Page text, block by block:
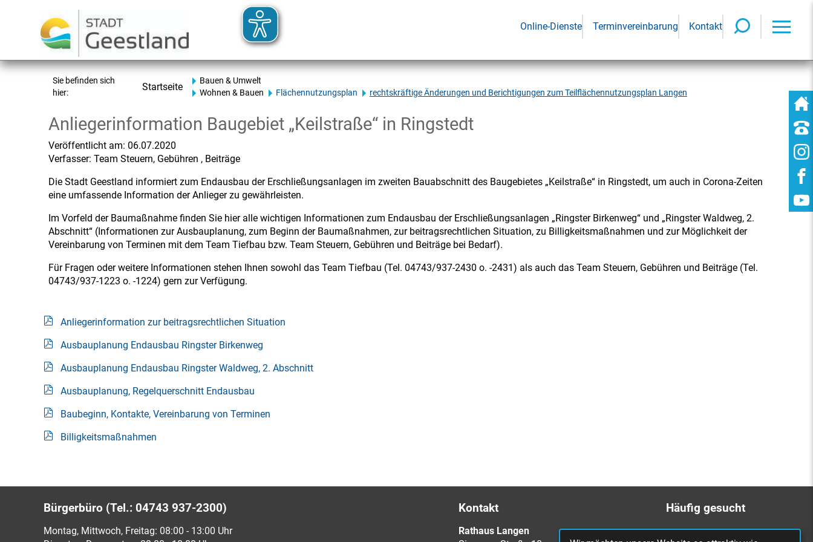
Online-Dienste Terminvereinbarung Kontakt
Sie befinden sich
hier:
Startseite
Bauen & Umwelt
Wohnen & Bauen
Flächennutzungsplan rechtskräftige Änderungen und Berichtigungen zum Teilflächennutzungsplan Langen
Anliegerinformation Baugebiet „Keilstraße“ in Ringstedt
Veröffentlicht am: 06.07.2020
Verfasser: Team Steuern, Gebühren , Beiträge
Die Stadt Geestland informiert zum Endausbau der Erschließungsanlagen im zweiten Bauabschnitt des Baugebietes „Keilstraße“ in Ringstedt, um auch in Corona-Zeiten
eine umfassende Information der Anlieger zu gewährleisten.
Im Vorfeld der Baumaßnahme finden Sie hier alle wichtigen Informationen zum Endausbau der Erschließungsanlagen „Ringster Birkenweg“ und „Ringster Waldweg, 2.
Abschnitt“ (Informationen zur Ausbauplanung, zum Beginn der Baumaßnahmen, zur beitragsrechtlichen Situation, zu Billigkeitsmaßnahmen und zur Möglichkeit der
Vereinbarung von Terminen mit dem Team Tiefbau bzw. Team Steuern, Gebühren und Beiträge bei Bedarf).
Für Fragen oder weitere Informationen stehen Ihnen sowohl das Team Tiefbau (Tel. 04743/937-2430 o. -2431) als auch das Team Steuern, Gebühren und Beiträge (Tel.
04743/937-1223 o. -1224) gern zur Verfügung.
Anliegerinformation zur beitragsrechtlichen Situation
Ausbauplanung Endausbau Ringster Birkenweg
Ausbauplanung Endausbau Ringster Waldweg, 2. Abschnitt
Ausbauplanung, Regelquerschnitt Endausbau
Baubeginn, Kontakte, Vereinbarung von Terminen
Billigkeitsmaßnahmen
Bürgerbüro (Tel.: 04743 937-2300)
Montag, Mittwoch, Freitag: 08:00 - 13:00 Uhr
Kontakt
Rathaus Langen
Häufig gesucht
Bürgerbüro